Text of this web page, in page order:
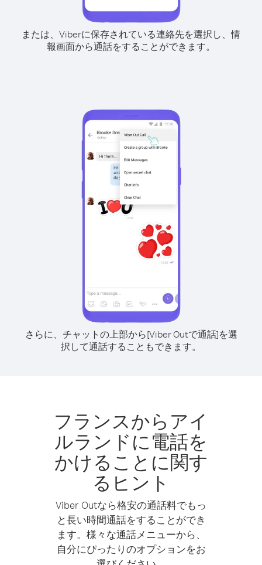
または、Viberに保存されている連絡先を選択し、情
報画面から通話をすることができます。
さらに、チャットの上部から[Viber Outで通話]を選
択して通話することもできます。
フランスからアイ
ルランドに電話を
かけることに関す
るヒント
Viber Outなら格安の通話料でもっ
と長い時間通話をすることができ
ます。様々な通話メニューから、
自分にぴったりのオプションをお